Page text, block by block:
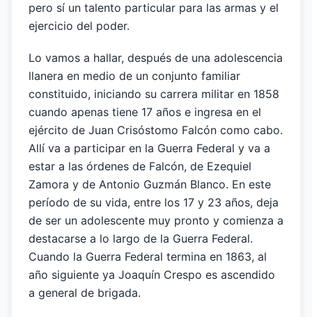
pero sí un talento particular para las armas y el
ejercicio del poder.
Lo vamos a hallar, después de una adolescencia
llanera en medio de un conjunto familiar
constituido, iniciando su carrera militar en 1858
cuando apenas tiene 17 años e ingresa en el
ejército de Juan Crisóstomo Falcón como cabo.
Allí va a participar en la Guerra Federal y va a
estar a las órdenes de Falcón, de Ezequiel
Zamora y de Antonio Guzmán Blanco. En este
período de su vida, entre los 17 y 23 años, deja
de ser un adolescente muy pronto y comienza a
destacarse a lo largo de la Guerra Federal.
Cuando la Guerra Federal termina en 1863, al
año siguiente ya Joaquín Crespo es ascendido
a general de brigada.